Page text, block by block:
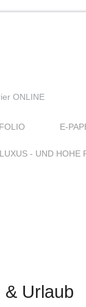
E-
- UND HOHE
& Urlaub